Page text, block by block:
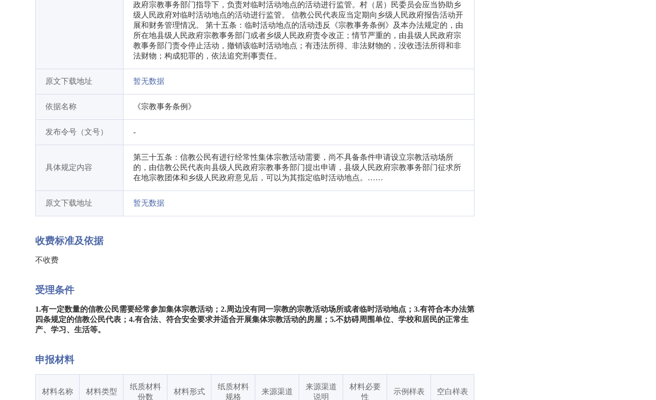
政府宗教事务部门指导下，负责对临时活动地点的活动进行监管。村（居）民委员会应当协助乡
级人民政府对临时活动地点的活动进行监管。 信教公民代表应当定期向乡级人民政府报告活动开
展和财务管理情况。 第十五条：临时活动地点的活动违反《宗教事务条例》及本办法规定的，由
所在地县级人民政府宗教事务部门或者乡级人民政府责令改正；情节严重的，由县级人民政府宗
教事务部门责令停止活动，撤销该临时活动地点；有违法所得、非法财物的，没收违法所得和非
法财物；构成犯罪的，依法追究刑事责任。
原文下载地址 暂无数据
依据名称 《宗教事务条例》
发布令号（文号） -
具体规定内容
第三十五条：信教公民有进行经常性集体宗教活动需要，尚不具备条件申请设立宗教活动场所
的，由信教公民代表向县级人民政府宗教事务部门提出申请，县级人民政府宗教事务部门征求所
在地宗教团体和乡级人民政府意见后，可以为其指定临时活动地点。……
原文下载地址 暂无数据
收费标准及依据
不收费
受理条件
1.有一定数量的信教公民需要经常参加集体宗教活动；2.周边没有同一宗教的宗教活动场所或者临时活动地点；3.有符合本办法第
四条规定的信教公民代表；4.有合法、符合安全要求并适合开展集体宗教活动的房屋；5.不妨碍周围单位、学校和居民的正常生
产、学习、生活等。
申报材料
材料名称 材料类型
纸质材料
份数
材料形式
纸质材料
规格
来源渠道
来源渠道
说明
材料必要
性
示例样表 空白样表